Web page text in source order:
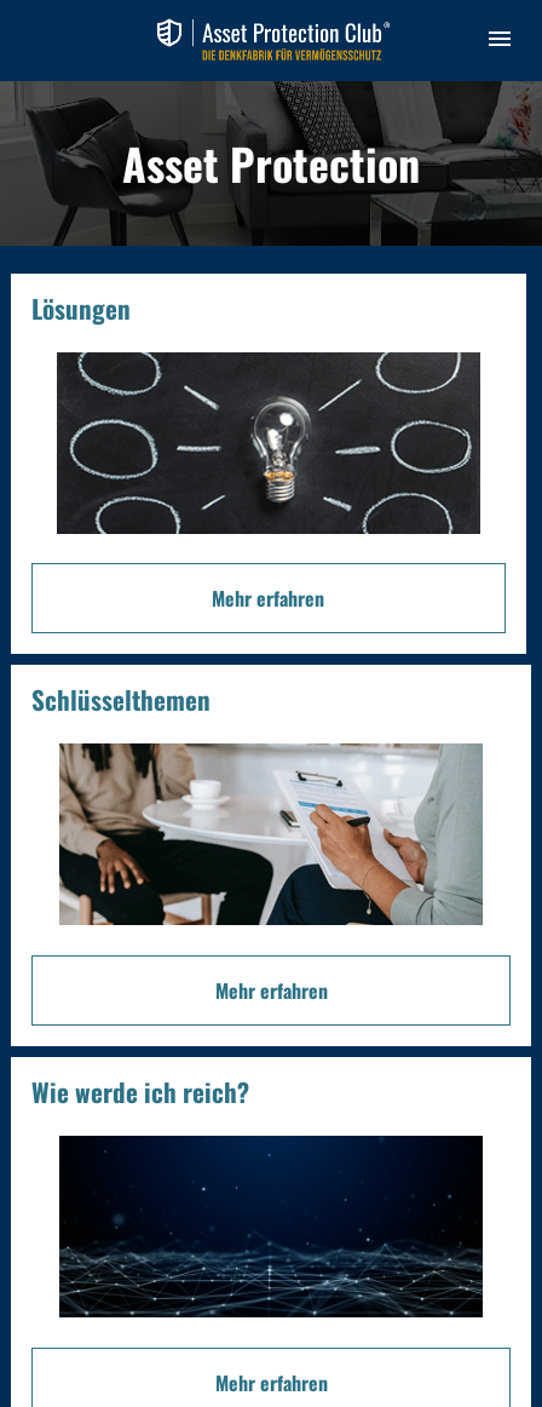
Asset Protection
Lösungen
Mehr erfahren
Schlüsselthemen
Mehr erfahren
Wie werde ich reich?
Mehr erfahren